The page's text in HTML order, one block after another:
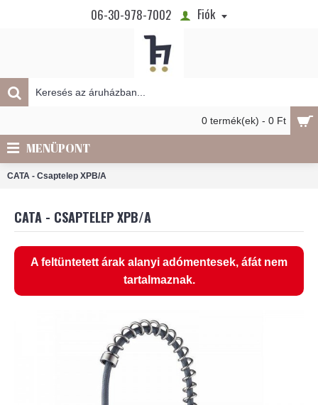
06-30-978-7002 Fiók
0 termék(ek) - 0 Ft
MENÜPONT
CATA - Csaptelep XPB/A
CATA - CSAPTELEP XPB/A
A feltüntetett árak alanyi adómentesek, áfát nem
tartalmaznak.